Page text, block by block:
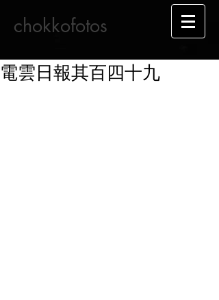
chokkofotos
電雲日報其百四十九